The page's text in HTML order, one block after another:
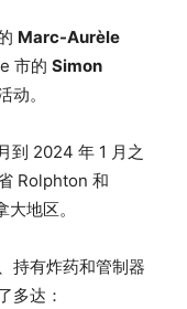
Marc-Aurèle
市的 Simon
动。
到 2024 年 1 月之
Rolphton 和
地区。
持有炸药和管制器
多达：